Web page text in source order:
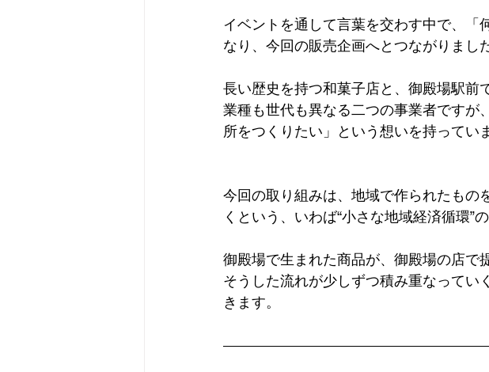
イベントを通して言葉を交わす中で、「
なり、今回の販売企画へとつながりました
長い歴史を持つ和菓子店と、御殿場駅前
業種も世代も異なる二つの事業者ですが
所をつくりたい」という想いを持ってい
今回の取り組みは、地域で作られたもの
くという、いわば“小さな地域経済循環”
御殿場で生まれた商品が、御殿場の店で
そうした流れが少しずつ積み重なってい
きます。